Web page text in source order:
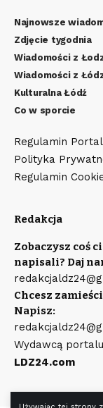
Najnowsze
Zdjęcie tygodnia
Wiadomości z
Wiadomości z
Kulturalna Łódź
Co w sporcie
Regulamin
Polityka
Regulamin
Redakcja
Zobaczysz coś
napisali? Daj
Chcesz
Napisz:
Wydawcą
LDZ24.com